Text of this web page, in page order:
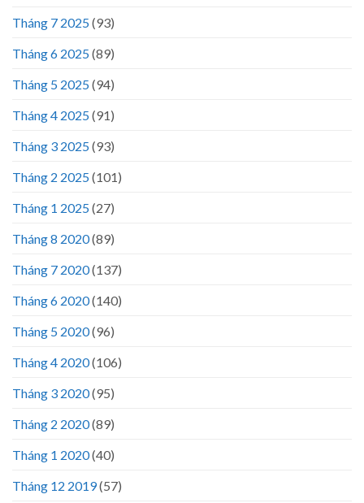
Tháng 7 2025(93)
Tháng 6 2025(89)
Tháng 5 2025(94)
Tháng 4 2025(91)
Tháng 3 2025(93)
Tháng 2 2025(101)
Tháng 1 2025(27)
Tháng 8 2020(89)
Tháng 7 2020(137)
Tháng 6 2020(140)
Tháng 5 2020(96)
Tháng 4 2020(106)
Tháng 3 2020(95)
Tháng 2 2020(89)
Tháng 1 2020(40)
Tháng 12 2019(57)